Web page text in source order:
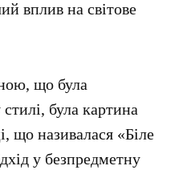
вплив на світове
що була
була картина
що називалася «Біле
у безпредметну